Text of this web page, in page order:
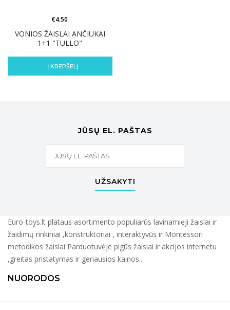
VONIOS ŽAISLAI ANČIUKAI
1+1 "TULLO"
€4.50
Į KREPŠELĮ
JŪSŲ EL. PAŠTAS
UŽSAKYTI
Euro-toys.lt plataus asortimento populiarūs lavinamieji žaislai ir
žaidimų rinkiniai ,konstruktoriai , interaktyvūs ir Montessori
metodikos žaislai Parduotuvėje pigūs žaislai ir akcijos internetu
,greitas pristatymas ir geriausios kainos..
NUORODOS